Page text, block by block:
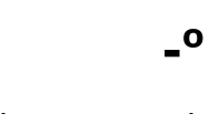
-º
-
-